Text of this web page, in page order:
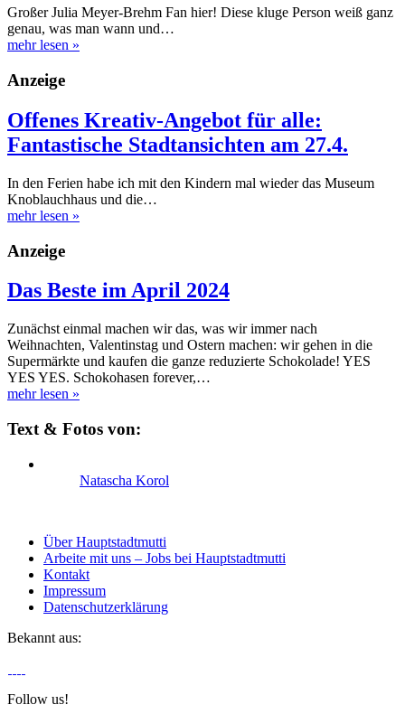
Großer Julia Meyer-Brehm Fan hier! Diese kluge Person weiß ganz
genau, was man wann und…
mehr lesen »
Anzeige
Offenes Kreativ-Angebot für alle:
Fantastische Stadtansichten am 27.4.
In den Ferien habe ich mit den Kindern mal wieder das Museum
Knoblauchhaus und die…
mehr lesen »
Anzeige
Das Beste im April 2024
Zunächst einmal machen wir das, was wir immer nach
Weihnachten, Valentinstag und Ostern machen: wir gehen in die
Supermärkte und kaufen die ganze reduzierte Schokolade! YES
YES YES. Schokohasen forever,…
mehr lesen »
Text & Fotos von:
Natascha Korol
Über Hauptstadtmutti
Arbeite mit uns – Jobs bei Hauptstadtmutti
Kontakt
Impressum
Datenschutzerklärung
Bekannt aus:
Follow us!